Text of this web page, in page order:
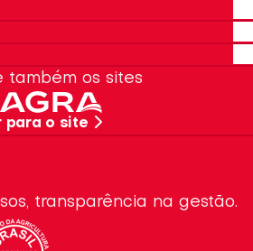
também os sites
para o site
transparência na gestão.